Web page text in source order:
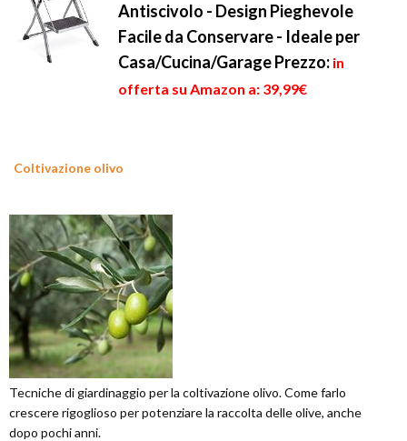
Antiscivolo - Design Pieghevole
Facile da Conservare - Ideale per
Casa/Cucina/GaragePrezzo: in
offerta su Amazon a: 39,99€
Coltivazione olivo
Tecniche di giardinaggio per la coltivazione olivo. Come farlo
crescere rigoglioso per potenziare la raccolta delle olive, anche
dopo pochi anni.